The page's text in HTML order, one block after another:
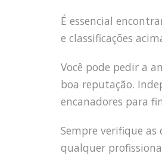
É essencial
e classificações
Você pode pedir a
boa reputação.
encanadores para
Sempre verifique
qualquer